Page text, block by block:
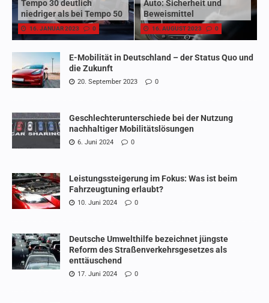
Tempo 30 deutlich
niedriger als bei Tempo 50
16. JANUAR 2023 0
Auto: Sicherheit und
Beweismittel
16. AUGUST 2023 0
E-Mobilität in Deutschland – der Status Quo und
die Zukunft
20. September 2023 0
Geschlechterunterschiede bei der Nutzung
nachhaltiger Mobilitätslösungen
6. Juni 2024 0
Leistungssteigerung im Fokus: Was ist beim
Fahrzeugtuning erlaubt?
10. Juni 2024 0
Deutsche Umwelthilfe bezeichnet jüngste
Reform des Straßenverkehrsgesetzes als
enttäuschend
17. Juni 2024 0